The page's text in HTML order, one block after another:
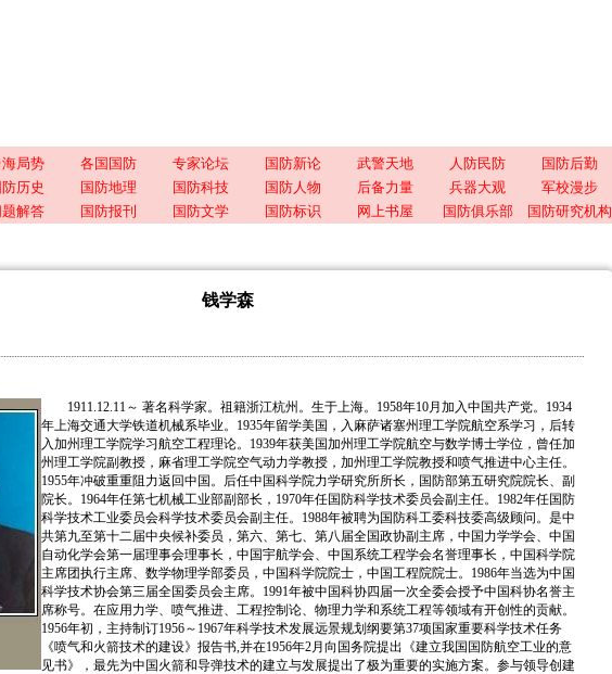
海局势 各国国防 专家论坛 国防新论 武警天地 人防民防 国防后勤
防历史 国防地理 国防科技 国防人物 后备力量 兵器大观 军校漫步
题解答 国防报刊 国防文学 国防标识 网上书屋 国防俱乐部 国防研究机构
钱学森
1911.12.11～ 著名科学家。祖籍浙江杭州。生于上海。1958年10月加入中国共产党。
1934
年上海交通大学铁道机械系毕业。1935年留学美国，入麻萨诸塞州理工学院航空系学习，后转
入加州理工学院学习航空工程理论。1939年获美国加州理工学院航空与数学博士学位，曾任加
州理工学院副教授，麻省理工学院空气动力学教授，加州理工学院教授和喷气推进中心主任。
1955年冲破重重阻力返回中国。后任中国科学院力学研究所所长，国防部第五研究院院长、副
院长。1964年任第七机械工业部副部长，1970年任国防科学技术委员会副主任。1982年任国防
科学技术工业委员会科学技术委员会副主任。1988年被聘为国防科工委科技委高级顾问。是中
共第九至第十二届中央候补委员，第六、第七、第八届全国政协副主席，中国力学学会、中国
自动化学会第一届理事会理事长，中国宇航学会、中国系统工程学会名誉理事长，中国科学院
主席团执行主席、数学物理学部委员，中国科学院院士，中国工程院院士。1986年当选为中国
科学技术协会第三届全国委员会主席。1991年被中国科协四届一次全委会授予中国科协名誉主
席称号。在应用力学、喷气推进、工程控制论、物理力学和系统工程等领域有开创性的贡献。
1956年初，主持制订1956～1967年科学技术发展远景规划纲要第37项国家重要科学技术任务
《喷气和火箭技术的建设》报告书,并在1956年2月向国务院提出《建立我国国防航空工业的意
见书》，最先为中国火箭和导弹技术的建立与发展提出了极为重要的实施方案。参与领导创建